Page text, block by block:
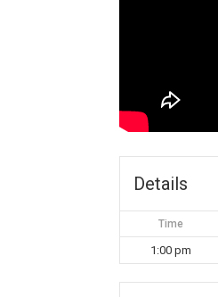
Details
Time
1:00 pm